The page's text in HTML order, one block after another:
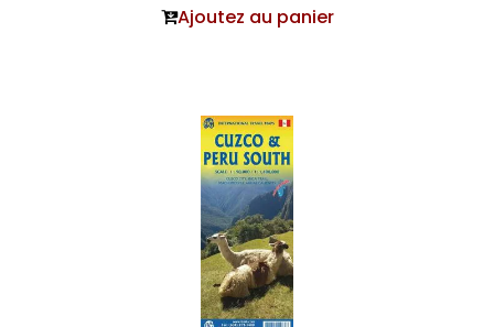
Ajoutez au panier